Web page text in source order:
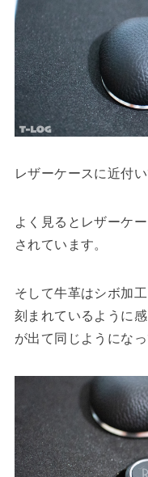
レザーケースに近付い
よく見るとレザーケ
されています。
そして牛革はシボ加
刻まれているように
が出て同じようにな